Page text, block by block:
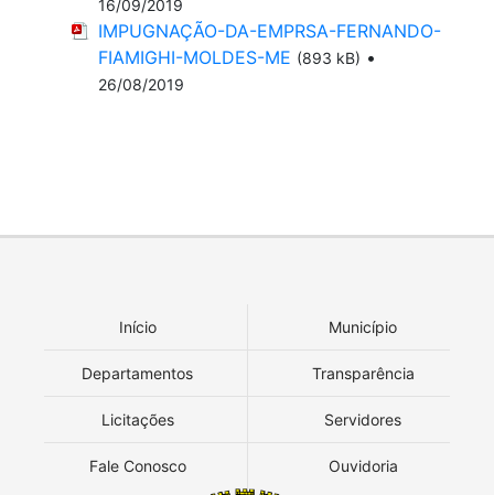
16/09/2019
IMPUGNAÇÃO-DA-EMPRSA-FERNANDO-
FIAMIGHI-MOLDES-ME (893 kB) •
26/08/2019
Início Município
Departamentos Transparência
Licitações Servidores
Fale Conosco Ouvidoria